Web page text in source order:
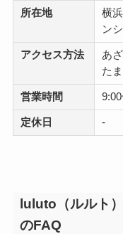
所在地
横
ン
アクセス方法
あ
た
営業時間
定休日 -
luluto（ルルト
のFAQ